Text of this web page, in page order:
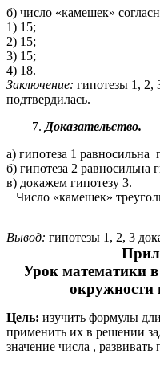
б) число «камешек»
1) 15;
2) 15;
3) 15;
4) 18.
Заключение: гипотезы 1, 2,
подтвердилась.
Доказательство.
а) гипотеза 1 равносильна
б) гипотеза 2 равносильна
в) докажем гипотезу 3.
Число «камешек»
Вывод: гипотезы 1, 2, 3
Урок математики
окружности
Цель: изучить формулы
применить их в решении
значение числа ,